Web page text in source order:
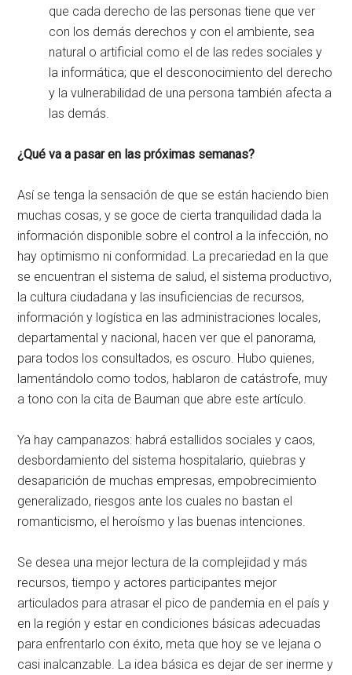
que cada derecho de las personas tiene que ver
con los demás derechos y con el ambiente, sea
natural o artificial como el de las redes sociales y
la informática; que el desconocimiento del derecho
y la vulnerabilidad de una persona también afecta a
las demás.
¿Qué va a pasar en las próximas semanas?
Así se tenga la sensación de que se están haciendo bien
muchas cosas, y se goce de cierta tranquilidad dada la
información disponible sobre el control a la infección, no
hay optimismo ni conformidad. La precariedad en la que
se encuentran el sistema de salud, el sistema productivo,
la cultura ciudadana y las insuficiencias de recursos,
información y logística en las administraciones locales,
departamental y nacional, hacen ver que el panorama,
para todos los consultados, es oscuro. Hubo quienes,
lamentándolo como todos, hablaron de catástrofe, muy
a tono con la cita de Bauman que abre este artículo.
Ya hay campanazos: habrá estallidos sociales y caos,
desbordamiento del sistema hospitalario, quiebras y
desaparición de muchas empresas, empobrecimiento
generalizado, riesgos ante los cuales no bastan el
romanticismo, el heroísmo y las buenas intenciones.
Se desea una mejor lectura de la complejidad y más
recursos, tiempo y actores participantes mejor
articulados para atrasar el pico de pandemia en el país y
en la región y estar en condiciones básicas adecuadas
para enfrentarlo con éxito, meta que hoy se ve lejana o
casi inalcanzable. La idea básica es dejar de ser inerme y